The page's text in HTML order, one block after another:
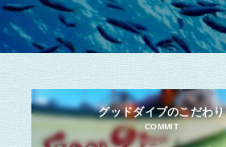
グッドダイブのこだわり
COMMIT